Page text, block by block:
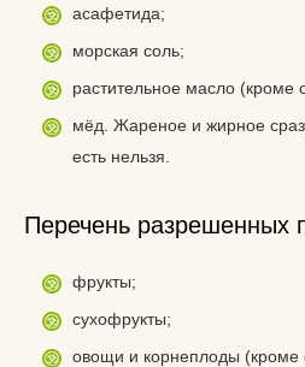
асафетида;
морская соль;
растительное масло (кроме
мёд. Жареное и жирное
есть нельзя.
Перечень разрешенных
фрукты;
сухофрукты;
овощи и корнеплоды (кроме